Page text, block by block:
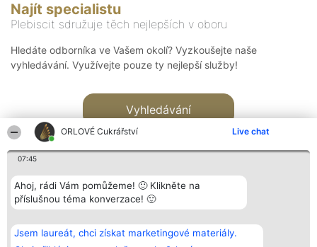
ORLOVÉ Cukrářství Live chat
07:45
Ahoj, rádi Vám pomůžeme! 🙂 Klikněte na
příslušnou téma konverzace! 🙂
Jsem laureát, chci získat marketingové materiály.
Najít specialistu
Plebiscit sdružuje těch nejlepších v oboru
Hledáte odborníka ve Vašem okolí? Vyzkoušejte naše
vyhledávání. Využívejte pouze ty nejlepší služby!
Vyhledávání
Bright Side Solutions sp. z o.
o. sp. k.
ul. Ruska 22
Vítězové
Seznam všech
laureátů
Kontakt